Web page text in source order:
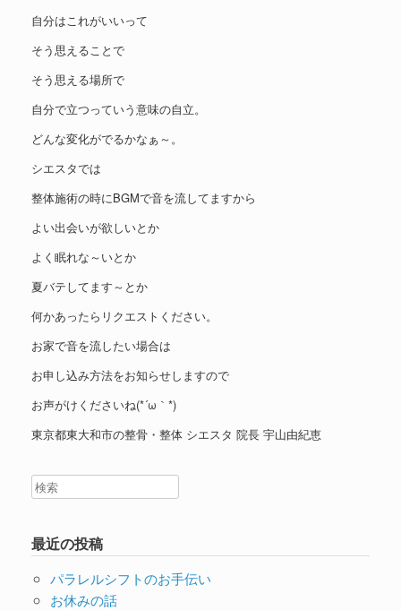
自分はこれがいいって
そう思えることで
そう思える場所で
自分で立つっていう意味の自立。
どんな変化がでるかなぁ～。
シエスタでは
整体施術の時にBGMで音を流してますから
よい出会いが欲しいとか
よく眠れな～いとか
夏バテしてます～とか
何かあったらリクエストください。
お家で音を流したい場合は
お申し込み方法をお知らせしますので
お声がけくださいね(*´ω｀*)
東京都東大和市の整骨・整体 シエスタ 院長 宇山由紀恵
最近の投稿
パラレルシフトのお手伝い
お休みの話